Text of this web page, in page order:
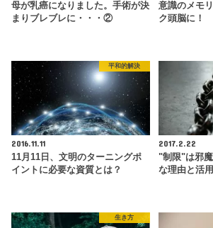
母が乳癌になりました。手術が決
まりブレブレに・・・②
意識のメモ
ク頭脳に！
平和的解決
2016.11.11
11月11日、文明のターニングポ
イントに必要な資質とは？
2017.2.22
"制限"は邪
な理由と活
生き方